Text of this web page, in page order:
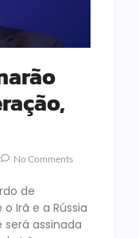
No Comments
de
Irã e a Rússia
assinada